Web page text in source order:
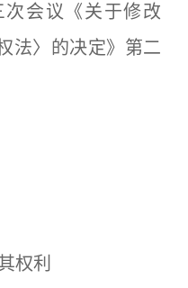
会议《关于修改
法〉的决定》第二
权利